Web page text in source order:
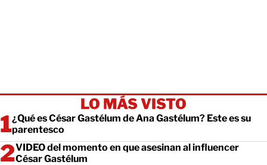
LO MÁS VISTO
¿Qué es César Gastélum de Ana Gastélum? Este es su
parentesco
VIDEO del momento en que asesinan al influencer
César Gastélum